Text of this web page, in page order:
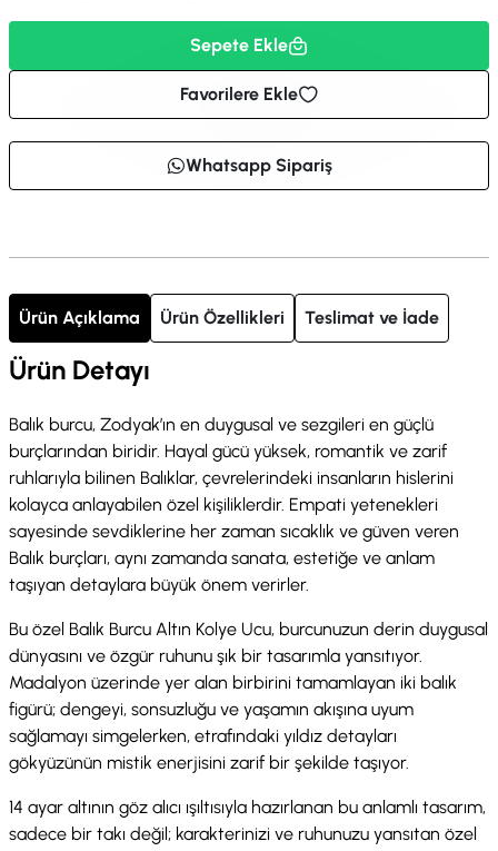
Sepete Ekle
Favorilere Ekle
Whatsapp Sipariş
Ürün Açıklama Ürün Özellikleri Teslimat ve İade
Ürün Detayı
Balık burcu, Zodyak’ın en duygusal ve sezgileri en güçlü
burçlarından biridir. Hayal gücü yüksek, romantik ve zarif
ruhlarıyla bilinen Balıklar, çevrelerindeki insanların hislerini
kolayca anlayabilen özel kişiliklerdir. Empati yetenekleri
sayesinde sevdiklerine her zaman sıcaklık ve güven veren
Balık burçları, aynı zamanda sanata, estetiğe ve anlam
taşıyan detaylara büyük önem verirler.
Bu özel Balık Burcu Altın Kolye Ucu, burcunuzun derin duygusal
dünyasını ve özgür ruhunu şık bir tasarımla yansıtıyor.
Madalyon üzerinde yer alan birbirini tamamlayan iki balık
figürü; dengeyi, sonsuzluğu ve yaşamın akışına uyum
sağlamayı simgelerken, etrafındaki yıldız detayları
gökyüzünün mistik enerjisini zarif bir şekilde taşıyor.
14 ayar altının göz alıcı ışıltısıyla hazırlanan bu anlamlı tasarım,
sadece bir takı değil; karakterinizi ve ruhunuzu yansıtan özel